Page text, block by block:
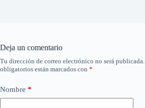
Deja un comentario
Tu dirección de correo electrónico no será publicada.
obligatorios están marcados con *
Nombre *